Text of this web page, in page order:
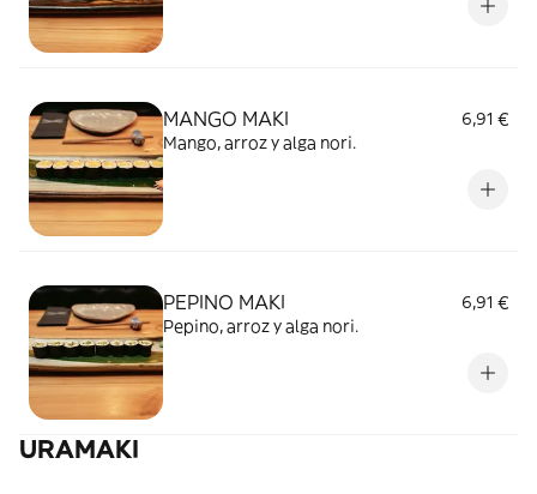
MANGO MAKI
6,91 €
Mango, arroz y alga nori.
PEPINO MAKI
6,91 €
Pepino, arroz y alga nori.
URAMAKI